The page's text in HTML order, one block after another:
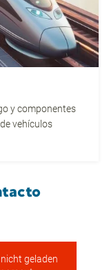
y componentes
vehículos